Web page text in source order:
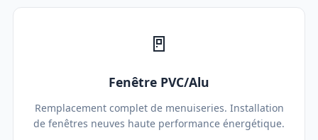
🚪
Fenêtre PVC/Alu
Remplacement complet de menuiseries. Installation
de fenêtres neuves haute performance énergétique.